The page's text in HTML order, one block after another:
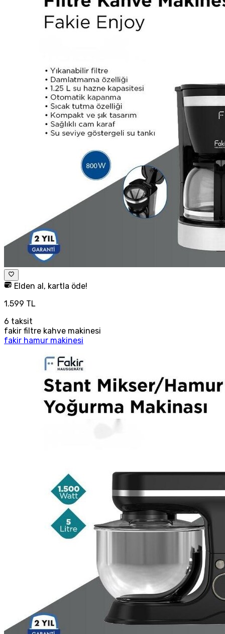
Elden al, kartla öde!
1.599 TL
6 taksit
fakir filtre kahve makinesi
fakir hamur makinesi